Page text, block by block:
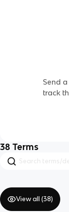
Send
track
38 Terms
View all (38)